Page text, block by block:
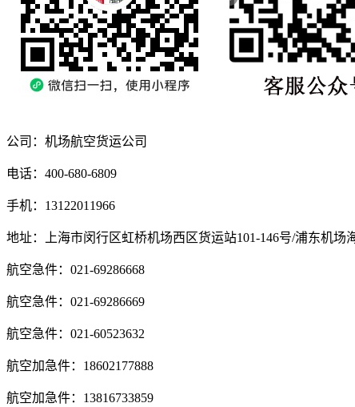
公司：机场航空货运公司
电话：400-680-6809
手机：13122011966
地址：上海市闵行区虹桥机场西区货运站101-146号/浦东机场
航空急件：021-69286668
航空急件：021-69286669
航空急件：021-60523632
航空加急件：18602177888
航空加急件：13816733859